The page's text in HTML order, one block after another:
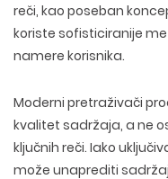
reči, kao poseban
koriste sofisticiranije
namere korisnika.
Moderni pretraživači
kvalitet sadržaja, a ne
ključnih reči. Iako
može unaprediti